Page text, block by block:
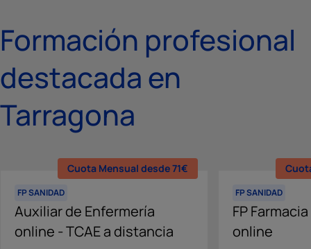
Formación profesional
destacada en
Tarragona
Cuota Mensual desde 71€
FP SANIDAD
Auxiliar de Enfermería
online - TCAE a distancia
FP SANIDAD
FP
online